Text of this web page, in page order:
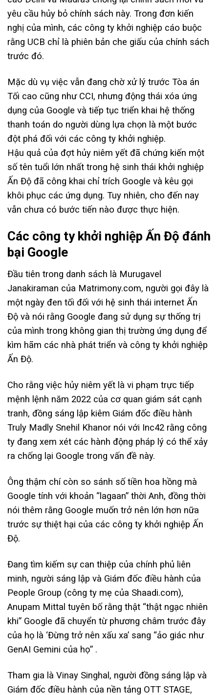
yêu cầu hủy bỏ chính sách này. Trong đơn kiến ​​
nghị của mình, các công ty khởi nghiệp cáo buộc
rằng UCB chỉ là phiên bản che giấu của chính sách
trước đó.
Mặc dù vụ việc vẫn đang chờ xử lý trước Tòa án
Tối cao cũng như CCI, nhưng động thái xóa ứng
dụng của Google và tiếp tục triển khai hệ thống
thanh toán do người dùng lựa chọn là một bước
đột phá đối với các công ty khởi nghiệp.
Hậu quả của đợt hủy niêm yết đã chứng kiến ​​​​một
số tên tuổi lớn nhất trong hệ sinh thái khởi nghiệp
Ấn Độ đã công khai chỉ trích Google và kêu gọi
khôi phục các ứng dụng. Tuy nhiên, cho đến nay
vẫn chưa có bước tiến nào được thực hiện.
Các công ty khởi nghiệp Ấn Độ đánh
bại Google
Đầu tiên trong danh sách là Murugavel
Janakiraman của Matrimony.com, người gọi đây là
một ngày đen tối đối với hệ sinh thái internet Ấn
Độ và nói rằng Google đang sử dụng sự thống trị
của mình trong không gian thị trường ứng dụng để
kìm hãm các nhà phát triển và công ty khởi nghiệp
Ấn Độ.
Cho rằng việc hủy niêm yết là vi phạm trực tiếp
mệnh lệnh năm 2022 của cơ quan giám sát cạnh
tranh, đồng sáng lập kiêm Giám đốc điều hành
Truly Madly Snehil Khanor nói với Inc42 rằng công
ty đang xem xét các hành động pháp lý có thể xảy
ra chống lại Google trong vấn đề này.
Ông thậm chí còn so sánh số tiền hoa hồng mà
Google tính với khoản “lagaan” thời Anh, đồng thời
nói thêm rằng Google muốn trở nên lớn hơn nữa
trước sự thiệt hại của các công ty khởi nghiệp Ấn
Độ.
Đang tìm kiếm sự can thiệp của chính phủ liên
minh, người sáng lập và Giám đốc điều hành của
People Group (công ty mẹ của Shaadi.com),
Anupam Mittal tuyên bố rằng thật “thật ngạc nhiên
khi” Google đã chuyển từ phương châm trước đây
của họ là ‘Đừng trở nên xấu xa’ sang “ảo giác như
GenAI Gemini của họ” .
Tham gia là Vinay Singhal, người đồng sáng lập và
Giám đốc điều hành của nền tảng OTT STAGE,